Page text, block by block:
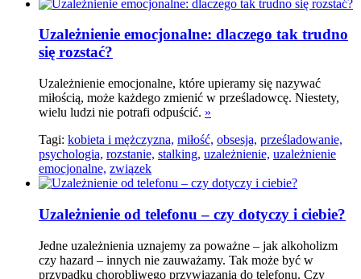
Uzależnienie emocjonalne: dlaczego tak trudno
się rozstać?
Uzależnienie emocjonalne, które upieramy się nazywać
miłością, może każdego zmienić w prześladowcę. Niestety,
wielu ludzi nie potrafi odpuścić. »
Tagi: kobieta i mężczyzna, miłość, obsesja, prześladowanie,
psychologia, rozstanie, stalking, uzależnienie, uzależnienie
emocjonalne, związek
Uzależnienie od telefonu – czy dotyczy i ciebie?
Jedne uzależnienia uznajemy za poważne – jak alkoholizm
czy hazard – innych nie zauważamy. Tak może być w
przypadku chorobliwego przywiązania do telefonu. Czy